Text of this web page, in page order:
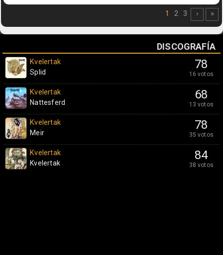
1 2 3 › »
DISCOGRAFÍA
78
16 votos
Kvelertak
Splid
68
13 votos
Kvelertak
Nattesferd
78
35 votos
Kvelertak
Meir
84
38 votos
Kvelertak
Kvelertak